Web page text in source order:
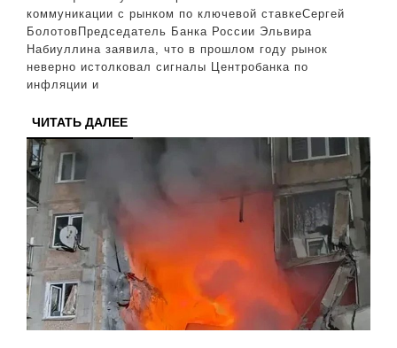
по
ключевой
ставке.
рынку
трактовать
важный
сигнал?
коммуникации с рынком по ключевой ставкеСергей
БолотовПредседатель Банка России Эльвира
Набиуллина заявила, что в прошлом году рынок
неверно истолковал сигналы Центробанка по
инфляции и
ЧИТАТЬ ДАЛЕЕЧИТАТЬ
ДАЛЕЕ